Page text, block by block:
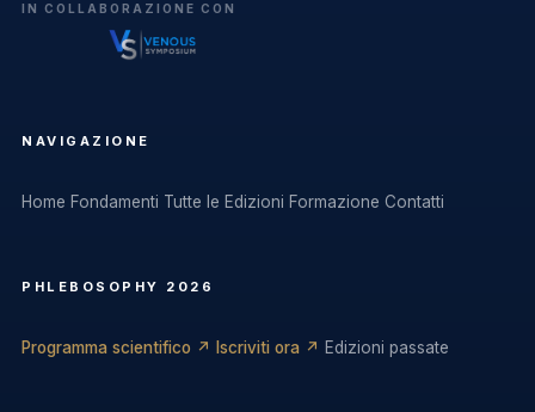
IN COLLABORAZIONE CON
NAVIGAZIONE
Home Fondamenti Tutte le Edizioni Formazione Contatti
PHLEBOSOPHY 2026
Programma scientifico ↗ Iscriviti ora ↗ Edizioni passate